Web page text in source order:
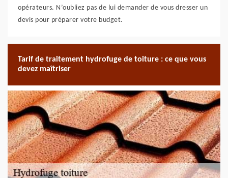
opérateurs. N’oubliez pas de lui demander de vous dresser un
devis pour préparer votre budget.
Tarif de traitement hydrofuge de toiture : ce que vous
devez maîtriser